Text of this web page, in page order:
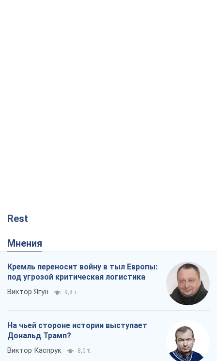
Rest
Мнения
Кремль переносит войну в тыл Европы:
под угрозой критическая логистика
Виктор Ягун 9,8 т.
На чьей стороне истории выступает
Дональд Трамп?
Виктор Каспрук 8,0 т.